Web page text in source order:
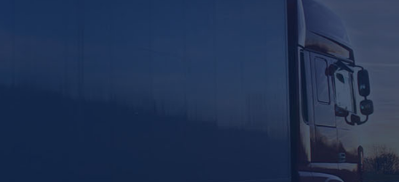
maintenance. We will be back very